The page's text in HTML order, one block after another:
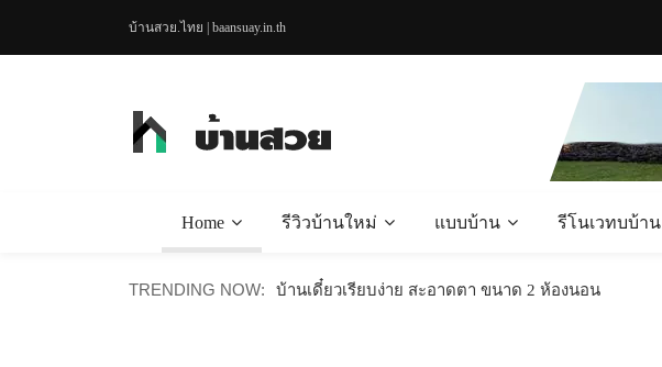
บ้านสวย.ไทย | baansuay.in.th
Home รีวิวบ้านใหม่ แบบบ้าน รีโนเวทบบ้าน
TRENDING NOW: บ้านเดี๋ยวเรียบง่าย สะอาดตา ขนาด 2 ห้องนอน